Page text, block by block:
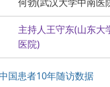
主持人王守东(山东大
医院)
国患者10年随访数据